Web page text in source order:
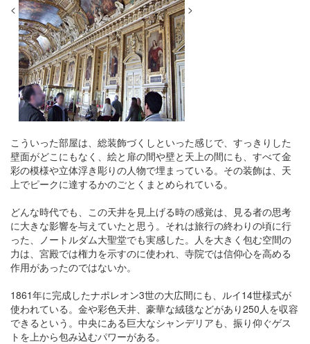
< >
こういった部屋は、総装飾づくしといった感じで、すっきりした
壁面がどこにもなく、絵と扉の間や壁と天上の間にも、すべて金
彩の模様や立体浮き彫りの人物で埋まっている。その装飾は、天
上でピークに達するかのごとくまとめられている。
どんな時代でも、この天井を見上げる時の感覚は、見る者の思考
に大きな影響を与えていたと思う。それは旅行の終わりの頃に行
った、ノートルダム大聖堂でも実感した。人を大きく包む空間の
力は、宮殿では権力を示すのに使われ、寺院では信仰心を高める
作用があったのではないか。
1861年に完成したナポレオン3世の大広間にも、ルイ14世様式が
使われている。金や彩色天井、豪華な絨毯などがあり250人を収容
できるという。中央にある巨大なシャンデリアも、振り仰ぐゲス
トを上から包み込むパワーがある。